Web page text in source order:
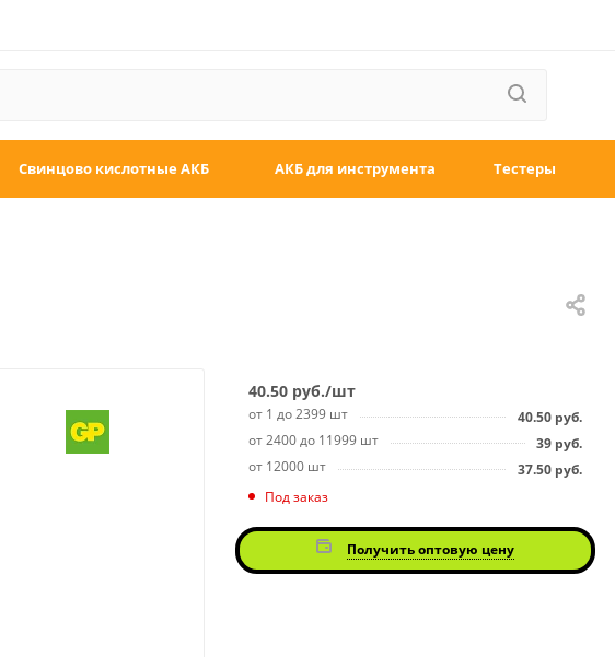
Свинцово кислотные АКБ АКБ для инструмента Тестеры
40.50 руб./шт
от 1 до 2399 шт 40.50 руб.
от 2400 до 11999 шт
39 руб.
от 12000 шт
37.50 руб.
Под заказ
Получить оптовую цену